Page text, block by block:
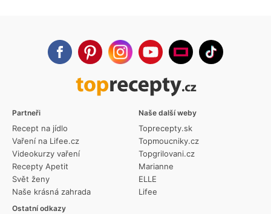
Partneři
Recept na jídlo
Vaření na Lifee.cz
Videokurzy vaření
Recepty Apetit
Svět ženy
Naše krásná zahrada
Ostatní odkazy
Naše další weby
Toprecepty.sk
Topmoucniky.cz
Topgrilovani.cz
Marianne
ELLE
Lifee